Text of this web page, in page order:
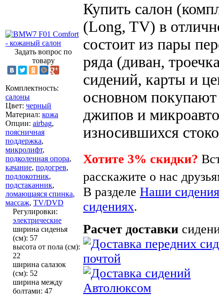
Задать вопрос по
товару
Комплектность:
салоны
Цвет: черный
Материал: кожа
Опции: airbag,
поясничная
поддержка,
микролифт,
подколенная опора,
качание, подогрев,
подлокотник,
подстаканник,
ломающаяся спинка,
массаж, TV/DVD
Регулировки:
электрические
ширина сиденья
(см): 57
высота от пола (см):
22
ширина салазок
(см): 52
ширина между
болтами: 47
Купить салон
(Long, TV) в
состоит из пары
ряда (диван,
сидений, карты и
основном
джипов и
износившихся
Хотите 3% скидки?
расскажите о нас
В разделе Наши сидения
сидениях.
Расчет доставки